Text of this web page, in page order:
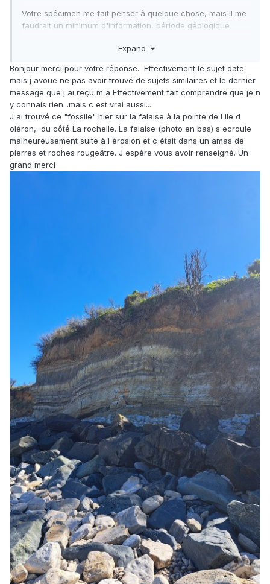
Votre spécimen me fait penser à quelque chose, mais il me
faudrait un minimum d'information, période géologique
savoir si vous l'avez trouvé vous même ou est ce une tierce
indispensables pour confirmer ou infirmer mon identification
Deux choses sont certaines pour moi, ce n'est pas du
requin et encore moins de l'oiseau qui ne possède pas de
dents
Expand
Bonjour merci pour votre réponse. Effectivement le sujet date
mais j avoue ne pas avoir trouvé de sujets similaires et le dernier
message que j ai reçu m a Effectivement fait comprendre que je n
y connais rien...mais c est vrai aussi...
J ai trouvé ce "fossile" hier sur la falaise à la pointe de l ile d
oléron, du côté La rochelle. La falaise (photo en bas) s ecroule
malheureusement suite à l érosion et c était dans un amas de
pierres et roches rougeâtre. J espère vous avoir renseigné. Un
grand merci